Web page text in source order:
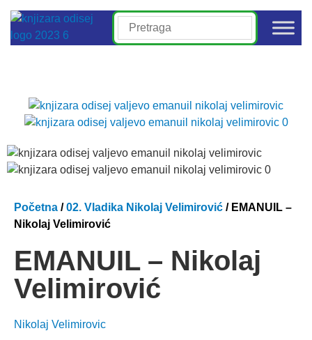
Početna /02. Vladika Nikolaj Velimirović / EMANUIL –
Nikolaj Velimirović
EMANUIL – Nikolaj
Velimirović
Nikolaj Velimirovic